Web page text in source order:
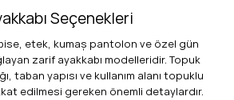
Seçenekleri
etek, kumaş pantolon ve özel gün
zarif ayakkabı modelleridir. Topuk
taban yapısı ve kullanım alanı topuklu
edilmesi gereken önemli detaylardır.